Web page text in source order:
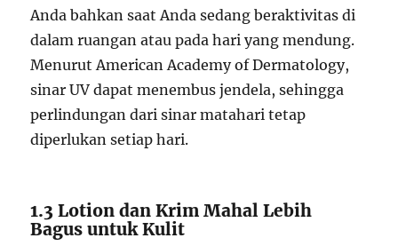
Anda bahkan saat Anda sedang beraktivitas di
dalam ruangan atau pada hari yang mendung.
Menurut American Academy of Dermatology,
sinar UV dapat menembus jendela, sehingga
perlindungan dari sinar matahari tetap
diperlukan setiap hari.
1.3 Lotion dan Krim Mahal Lebih
Bagus untuk Kulit